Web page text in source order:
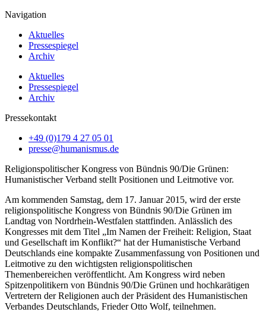
Navigation
Aktuelles
Pressespiegel
Archiv
Aktuelles
Pressespiegel
Archiv
Pressekontakt
+49 (0)179 4 27 05 01
presse@humanismus.de
Religionspolitischer Kongress von Bündnis 90/Die Grünen:
Humanistischer Verband stellt Positionen und Leitmotive vor.
Am kommenden Samstag, dem 17. Januar 2015, wird der erste
religionspolitische Kongress von Bündnis 90/Die Grünen im
Landtag von Nordrhein-Westfalen stattfinden. Anlässlich des
Kongresses mit dem Titel „Im Namen der Freiheit: Religion, Staat
und Gesellschaft im Konflikt?“ hat der Humanistische Verband
Deutschlands eine kompakte Zusammenfassung von Positionen und
Leitmotive zu den wichtigsten religionspolitischen
Themenbereichen veröffentlicht. Am Kongress wird neben
Spitzenpolitikern von Bündnis 90/Die Grünen und hochkarätigen
Vertretern der Religionen auch der Präsident des Humanistischen
Verbandes Deutschlands, Frieder Otto Wolf, teilnehmen.